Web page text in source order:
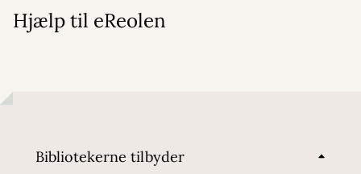
Hjælp til eReolen
Bibliotekerne tilbyder